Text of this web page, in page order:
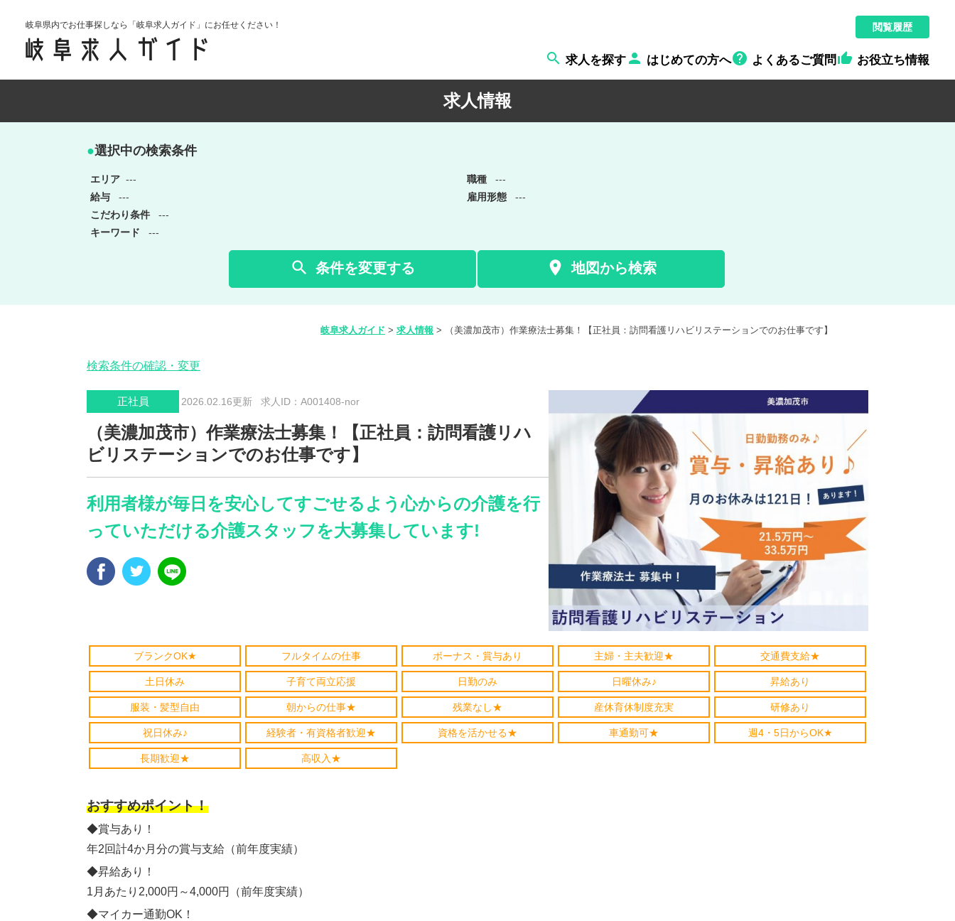
岐阜県内でお仕事探しなら「岐阜求人ガイド」にお任せください！ 閲覧履歴
 求人を探す  はじめての方へ よくあるご質問  お役立ち情報
求人情報
●選択中の検索条件
エリア --- 職種
---
給与
--- 雇用形態
---
こだわり条件
---
キーワード
---
 条件を変更する  地図から検索
岐阜求人ガイド > 求人情報 > （美濃加茂市）作業療法士募集！【正社員：訪問看護リハビリステーションでのお仕事です】
検索条件の確認・変更
正社員 2026.02.16更新 求人ID：A001408-nor
（美濃加茂市）作業療法士募集！【正社員：訪問看護リハ
ビリステーションでのお仕事です】
利用者様が毎日を安心してすごせるよう心からの介護を行
っていただける介護スタッフを大募集しています!
ブランクOK★ フルタイムの仕事 ボーナス・賞与あり 主婦・主夫歓迎★ 交通費支給★
土日休み 子育て両立応援 日勤のみ 日曜休み♪ 昇給あり
服装・髪型自由 朝からの仕事★ 残業なし★ 産休育休制度充実 研修あり
祝日休み♪ 経験者・有資格者歓迎★ 資格を活かせる★ 車通勤可★ 週4・5日からOK★
長期歓迎★ 高収入★
おすすめポイント！
◆賞与あり！
年2回計4か月分の賞与支給（前年度実績）
◆昇給あり！
1月あたり2,000円～4,000円（前年度実績）
◆マイカー通勤OK！